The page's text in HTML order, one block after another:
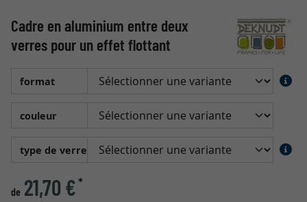
Cadre en aluminium entre deux
verres pour un effet flottant
format
couleur
type de verre
de 21,70 €*